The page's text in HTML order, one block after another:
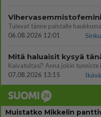
06.08.2026 12:01
Mitä haluaisit kysyä
Kaivatultasi? Anna jokin tunniste
07.08.2026 13:15
Ikävä
Muistatko Mikkelin